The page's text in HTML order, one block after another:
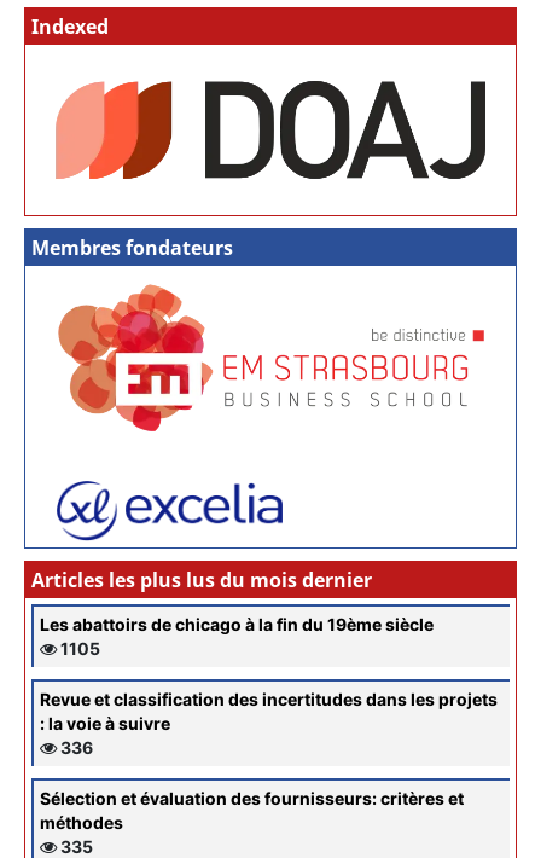
Indexed
Membres fondateurs
Articles les plus lus du mois dernier
Les abattoirs de chicago à la fin du 19ème siècle
1105
Revue et classification des incertitudes dans les projets
: la voie à suivre
336
Sélection et évaluation des fournisseurs: critères et
méthodes
335